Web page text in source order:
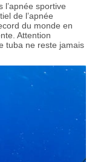
l’apnée sportive
de l’apnée
du monde en
Attention
tuba ne reste jamais